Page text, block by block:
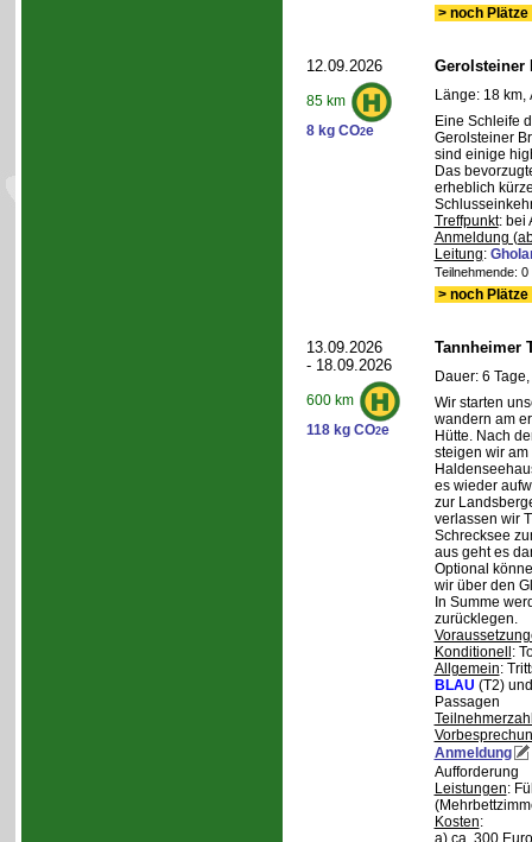
> noch
12.09.2026
85 km
8 kg CO2e
Gerolsteiner
Länge: 18 km,
Eine Schleife
Gerolsteiner
sind einige
Das
erheblich
Treffpunkt: bei
Anmeldung
Leitung:
Teilnehmende:
> noch
13.09.2026
- 18.09.2026
600 km
118 kg CO2e
Tannheimer
Dauer: 6
Wir starten
wandern am
Hütte. Nach
steigen wir
es wieder
zur
verlassen wir
Schrecksee
aus geht es
Optional
wir über den
In Summe
zurücklegen.
Konditionell :
Allgemein:
BLAU (T2)
Passagen
Anmeldung
Aufforderung
Leistungen:
Kosten:
a) ca. 300